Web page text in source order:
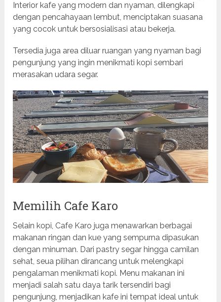
Interior kafe yang modern dan nyaman, dilengkapi
dengan pencahayaan lembut, menciptakan suasana
yang cocok untuk bersosialisasi atau bekerja.
Tersedia juga area diluar ruangan yang nyaman bagi
pengunjung yang ingin menikmati kopi sembari
merasakan udara segar.
Memilih Cafe Karo
Selain kopi, Cafe Karo juga menawarkan berbagai
makanan ringan dan kue yang sempurna dipasukan
dengan minuman. Dari pastry segar hingga camilan
sehat, seua pilihan dirancang untuk melengkapi
pengalaman menikmati kopi. Menu makanan ini
menjadi salah satu daya tarik tersendiri bagi
pengunjung, menjadikan kafe ini tempat ideal untuk